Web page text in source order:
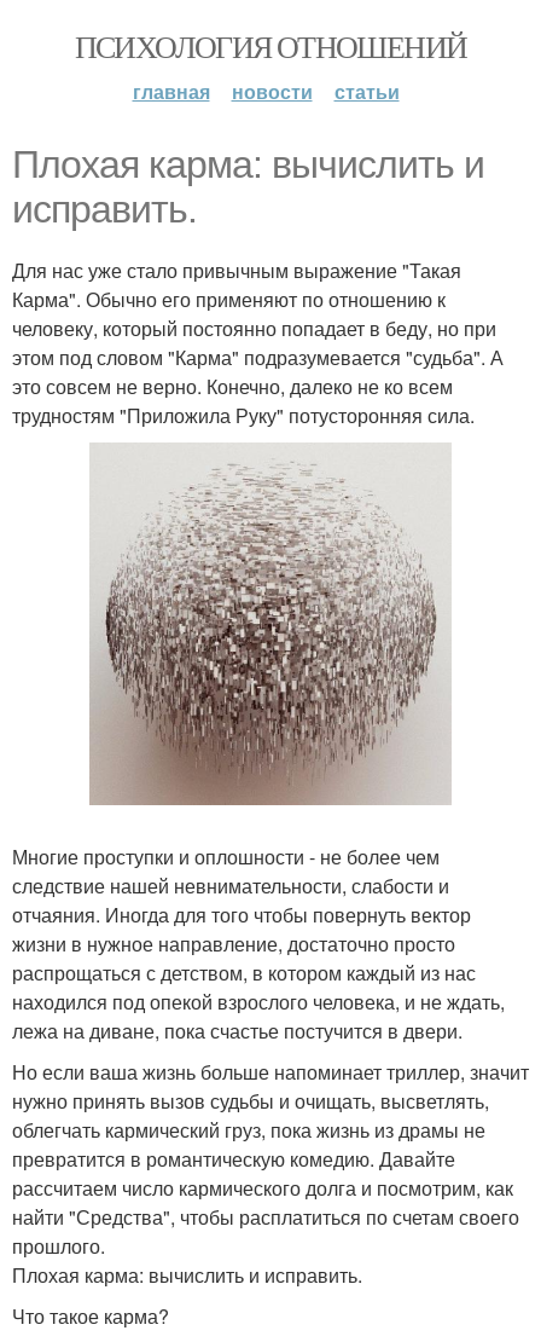
ПСИХОЛОГИЯ ОТНОШЕНИЙ
главная новости статьи
Плохая карма: вычислить и
исправить.
Для нас уже стало привычным выражение "Такая
Карма". Обычно его применяют по отношению к
человеку, который постоянно попадает в беду, но при
этом под словом "Карма" подразумевается "судьба". А
это совсем не верно. Конечно, далеко не ко всем
трудностям "Приложила Руку" потусторонняя сила.
Многие проступки и оплошности - не более чем
следствие нашей невнимательности, слабости и
отчаяния. Иногда для того чтобы повернуть вектор
жизни в нужное направление, достаточно просто
распрощаться с детством, в котором каждый из нас
находился под опекой взрослого человека, и не ждать,
лежа на диване, пока счастье постучится в двери.
Но если ваша жизнь больше напоминает триллер, значит
нужно принять вызов судьбы и очищать, высветлять,
облегчать кармический груз, пока жизнь из драмы не
превратится в романтическую комедию. Давайте
рассчитаем число кармического долга и посмотрим, как
найти "Средства", чтобы расплатиться по счетам своего
прошлого.
Плохая карма: вычислить и исправить.
Что такое карма?